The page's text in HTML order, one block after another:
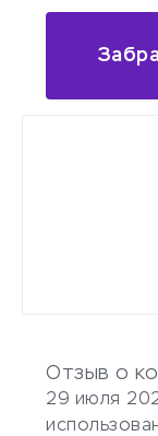
Отзыв о
29 июля